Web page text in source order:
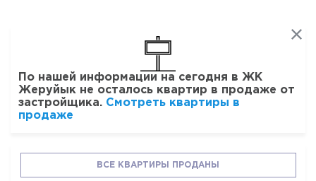
По нашей информации на сегодня в ЖК
Жеруйык не осталось квартир в продаже от
застройщика. Смотреть квартиры в
продаже
ВСЕ КВАРТИРЫ ПРОДАНЫ